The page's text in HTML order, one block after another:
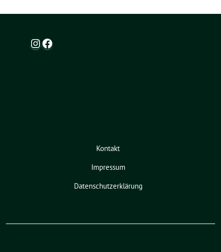
Instagram
Facebook
Kontakt
Impressum
Datenschutzerklärung